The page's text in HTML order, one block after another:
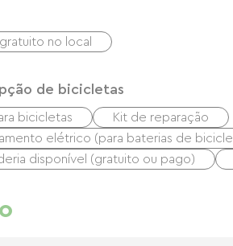
no local
de bicicletas
bicicletas
Kit de reparação
elétrico (para baterias de
disponível (gratuito ou pago)